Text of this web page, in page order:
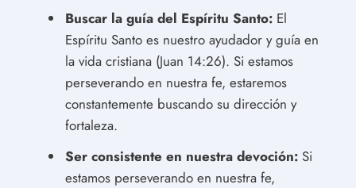
Buscar la guía del Espíritu Santo: El
Espíritu Santo es nuestro ayudador y guía en
la vida cristiana (Juan 14:26). Si estamos
perseverando en nuestra fe, estaremos
constantemente buscando su dirección y
fortaleza.
Ser consistente en nuestra devoción: Si
estamos perseverando en nuestra fe,